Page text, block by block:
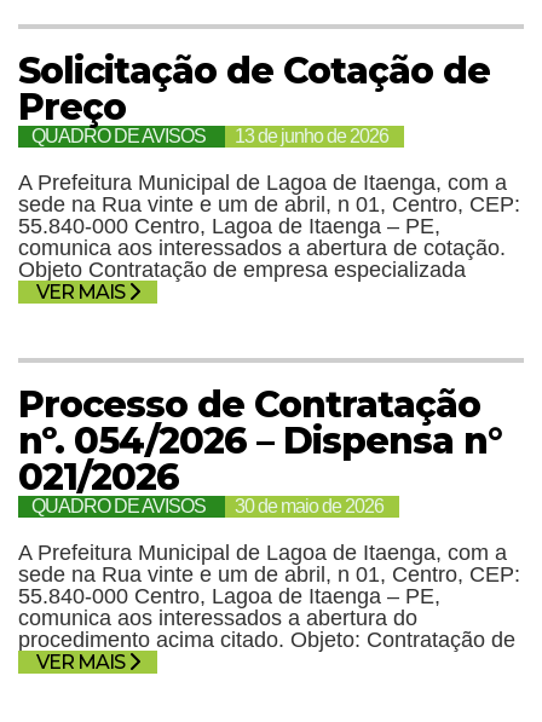
Solicitação de Cotação de
Preço
QUADRO DE AVISOS 13 de junho de 2026
A Prefeitura Municipal de Lagoa de Itaenga, com a
sede na Rua vinte e um de abril, n 01, Centro, CEP:
55.840-000 Centro, Lagoa de Itaenga – PE,
comunica aos interessados a abertura de cotação.
Objeto Contratação de empresa especializada
VER MAIS
Processo de Contratação
nº. 054/2026 – Dispensa n°
021/2026
QUADRO DE AVISOS 30 de maio de 2026
A Prefeitura Municipal de Lagoa de Itaenga, com a
sede na Rua vinte e um de abril, n 01, Centro, CEP:
55.840-000 Centro, Lagoa de Itaenga – PE,
comunica aos interessados a abertura do
procedimento acima citado. Objeto: Contratação de
VER MAIS